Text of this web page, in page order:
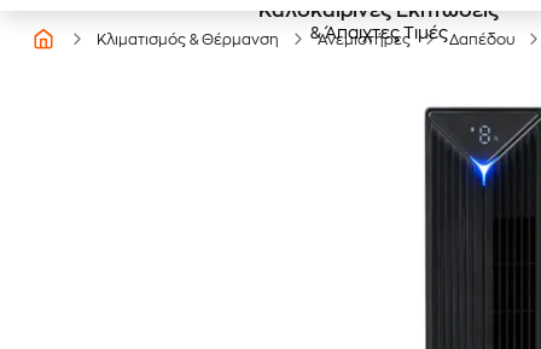
Καλοκαιρινές Εκπτώσεις
& Άπαιχτες Τιμές
Κλιματισμός & Θέρμανση Ανεμιστήρες Δαπέδου